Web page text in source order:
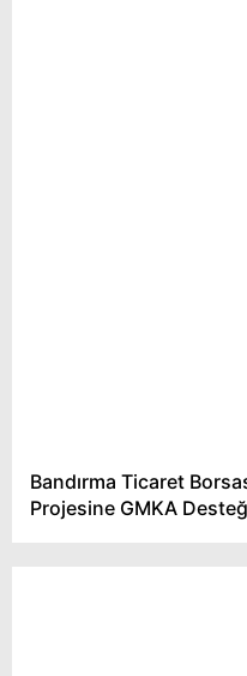
Bandırma Ticaret
Projesine GMKA